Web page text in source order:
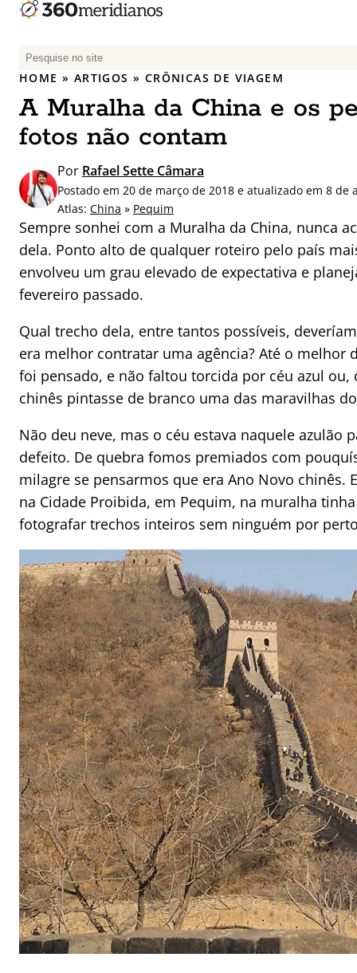
P
e
q
u
i
a
r
p
o
:
HOME » ARTIGOS » CRÔNICAS DE VIAGEM
A Muralha da China e os
fotos não contam
Por Rafael Sette Câmara
Postado em 20 de março de 2018 e atualizado em 8 de
Atlas: China » Pequim
Sempre sonhei com a Muralha da China, nunca
dela. Ponto alto de qualquer roteiro pelo país
envolveu um grau elevado de expectativa e
fevereiro passado.
Qual trecho dela, entre tantos possíveis,
era melhor contratar uma agência? Até o melhor
foi pensado, e não faltou torcida por céu azul
chinês pintasse de branco uma das maravilhas
Não deu neve, mas o céu estava naquele
defeito. De quebra fomos premiados com
milagre se pensarmos que era Ano Novo
na Cidade Proibida, em Pequim, na muralha
fotografar trechos inteiros sem ninguém por